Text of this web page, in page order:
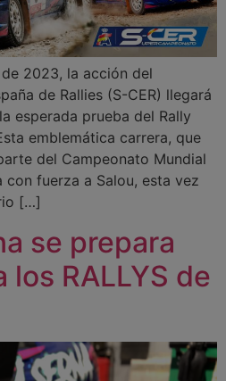
2023, la acción del
de Rallies (S-CER) llegará
esperada prueba del Rally
emblemática carrera, que
del Campeonato Mundial
con fuerza a Salou, esta vez
[…]
se prepara
los RALLYS de